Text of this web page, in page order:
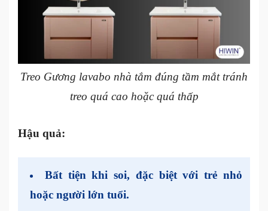
Treo Gương lavabo nhà tắm đúng tầm mắt tránh
treo quá cao hoặc quá thấp
Hậu quả:
Bất tiện khi soi, đặc biệt với trẻ nhỏ
hoặc người lớn tuổi.